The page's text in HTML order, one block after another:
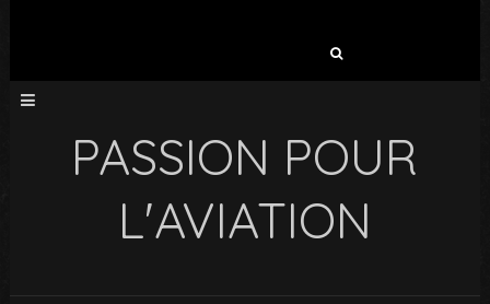
PASSION POUR
L'AVIATION